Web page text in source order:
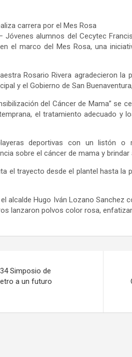
carrera por el Mes Rosa
Jóvenesalumnos del Cecytec
el marco del Mes Rosa, una
Rosario Rivera agradecieronla
y el Gobierno de San
del Cáncer de Mama” se
el tratamiento adecuado y
deportivascon un listón o
sobre el cáncer de mama y
el trayecto desde el plantel hasta la
alcalde Hugo Iván Lozano Sanchez
lanzaron polvos color rosa,
Simposio de
a un futuro